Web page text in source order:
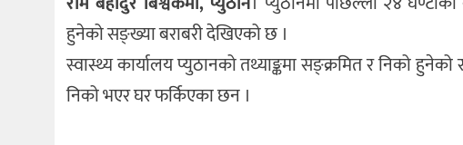
हुनेको सङ्ख्या बराबरी देखिएको छ ।
स्वास्थ्य कार्यालय प्युठानको तथ्याङ्कमा सङ्क्रमित र निको
निको भएर घर फर्किएका छन ।